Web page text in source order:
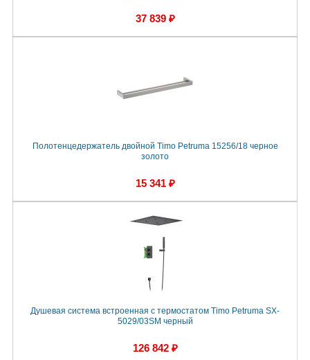
37 839 ₽
Полотенцедержатель двойной Timo Petruma 15256/18 черное
золото
15 341 ₽
Душевая система встроенная с термостатом Timo Petruma SX-
5029/03SM черный
126 842 ₽